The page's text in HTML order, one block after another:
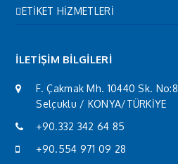
ETİKET HİZMETLERİ
İLETİŞİM BİLGİLERİ
F. Çakmak Mh. 10440 Sk. No:8
Selçuklu / KONYA/TÜRKİYE
+90.332 342 64 85
+90.554 971 09 28